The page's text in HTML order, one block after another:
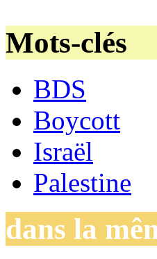
Mots-clés
BDS
Boycott
Israël
Palestine
dans la